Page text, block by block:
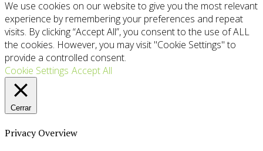
We use cookies on our website to give you the most relevant
experience by remembering your preferences and repeat
visits. By clicking “Accept All”, you consent to the use of ALL
the cookies. However, you may visit "Cookie Settings" to
provide a controlled consent.
Cookie Settings Accept All
Cerrar
Privacy Overview